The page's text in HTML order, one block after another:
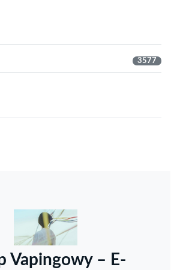
3577
Vapingowy – E-